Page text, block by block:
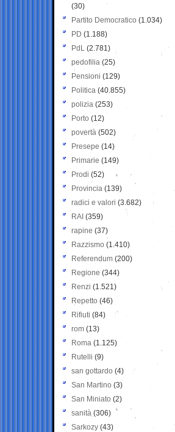
(30)
Partito Democratico (1.034)
PD (1.188)
PdL (2.781)
pedofilia (25)
Pensioni (129)
Politica (40.855)
polizia (253)
Porto (12)
povertà (502)
Presepe (14)
Primarie (149)
Prodi (52)
Provincia (139)
radici e valori (3.682)
RAI (359)
rapine (37)
Razzismo (1.410)
Referendum (200)
Regione (344)
Renzi (1.521)
Repetto (46)
Rifiuti (84)
rom (13)
Roma (1.125)
Rutelli (9)
san gottardo (4)
San Martino (3)
San Miniato (2)
sanità (306)
Sarkozy (43)